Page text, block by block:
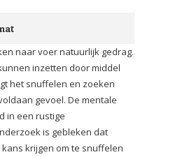
naar voer natuurlijk gedrag.
inzetten door middel
het snuffelen en zoeken
gevoel. De mentale
in een rustige
is gebleken dat
krijgen om te snuffelen